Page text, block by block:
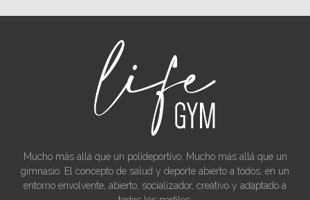
Mucho más allá que un polideportivo. Mucho más allá que un
gimnasio. El concepto de salud y deporte abierto a todos, en un
entorno envolvente, abierto, socializador, creativo y adaptado a